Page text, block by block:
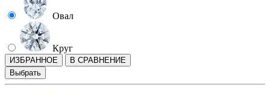
Овал
Круг
ИЗБРАННОЕ
В СРАВНЕНИЕ
Выбрать